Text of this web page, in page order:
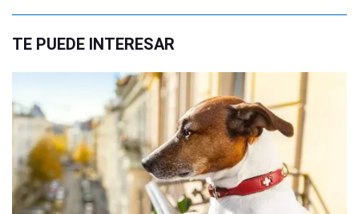
TE PUEDE INTERESAR